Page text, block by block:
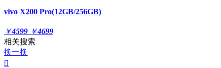
vivo X200 Pro(12GB/256GB)
￥4599 ￥4699
相关搜索
换一换
